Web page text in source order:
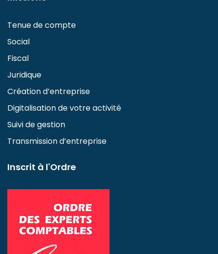
Tenue de compte
Social
Fiscal
Juridique
Création d’entreprise
Digitalisation de votre activité
Suivi de gestion
Transmission d’entreprise
Inscrit à l'Ordre